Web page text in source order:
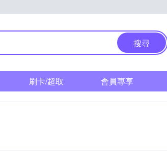
搜尋
刷卡/超取 會員專享